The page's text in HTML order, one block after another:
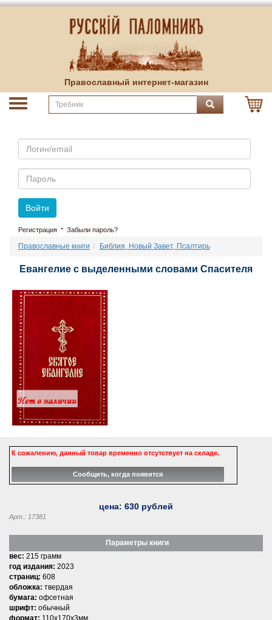
Православный интернет-магазин
Email
Пароль
Войти
Регистрация · Забыли пароль?
Православные книги Библия, Новый Завет, Псалтирь
Евангелие с выделенными словами Спасителя
К сожалению, данный товар временно отсутствует на складе.
цена: 630 рублей
Арт.: 17381
Параметры книги
вес: 215 грамм
год издания: 2023
страниц: 608
обложка: твердая
бумага: офсетная
шрифт: обычный
формат: 110x170x3мм